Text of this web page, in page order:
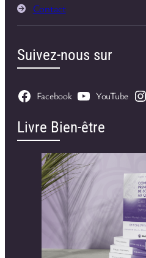
Contact
Suivez-nous sur
Facebook YouTube
Livre Bien-être